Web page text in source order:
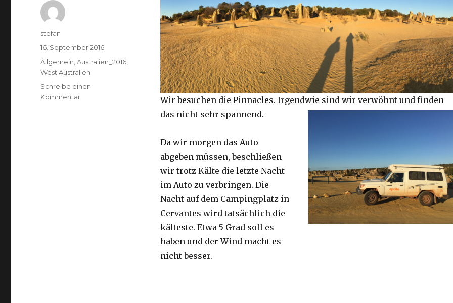
Wir besuchen die Pinnacles. Irgendwie sind wir verwöhnt und finden
das nicht sehr spannend.
Da wir morgen das Auto
abgeben müssen, beschließen
wir trotz Kälte die letzte Nacht
im Auto zu verbringen. Die
Nacht auf dem Campingplatz in
Cervantes wird tatsächlich die
kälteste. Etwa 5 Grad soll es
haben und der Wind macht es
nicht besser.
Autor
stefan
Veröffentlicht
am
16. September 2016
Kategorien
Allgemein,Australien_2016,
West Australien
Schreibe einen
Kommentarzu